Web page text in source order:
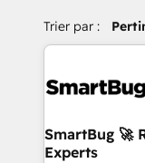
Trier par :
SmartBug 🚀
Experts